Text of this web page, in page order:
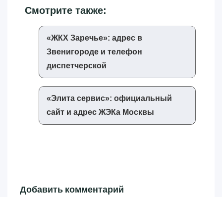
Смотрите также:
«‎ЖКХ Заречье»‎: адрес в
Звенигороде и телефон
диспетчерской
«‎Элита сервис»‎: официальный
сайт и адрес ЖЭКа Москвы
Добавить комментарий